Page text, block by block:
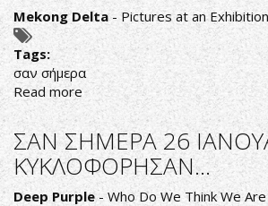
Mekong Delta - Pictures at an
Tags:
σαν σήμερα
Read moreabout
ΣΑΝ
ΣΗΜΕΡΑ
27
ΙΑΝΟΥΑΡΙΟΥ
ΚΥΚΛΟΦΟΡΗΣΑΝ...
ΣΑΝ ΣΗΜΕΡΑ 26
ΚΥΚΛΟΦΟΡΗΣΑΝ...
Deep Purple- Who Do We Think We